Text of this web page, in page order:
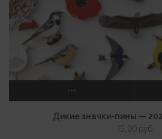
ВЫБЕРИТЕ ПАРАМЕТРЫ
Дикие значки-пины —
15,00 руб